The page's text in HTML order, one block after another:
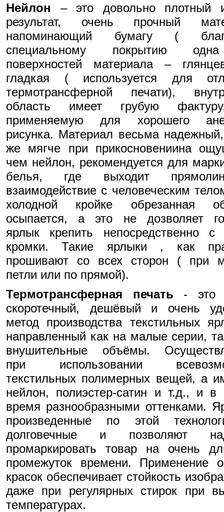
Нейлон – это довольно плотный
результат, очень прочный
напоминающий бумагу (
специальному покрытию
поверхностей материала –
гладкая ( используется для
термотрансферной печати),
область имеет грубую
применяемую для хорошего
рисунка. Материал весьма
же мягче при прикосновениина
чем нейлон, рекомендуется для
белья, где выходит
взаимодействие с человеческим
холодной кройке обрезанная
осыпается, а это не дозволяет
ярлык крепить непосредственно с
кромки. Такие ярлыки , как
прошивают со всех сторон ( при
петли или по прямой).
Термотрансферная печать - это
скоротечный, дешёвый и очень
метод производства текстильных
направленный как на малые серии,
внушительные объёмы.
при использовании
текстильных полимерных вещей, а
нейлон, полиэстер-сатин и т.д., и
время разнообразными оттенками.
произведенные по этой
долговечные и позволяют
промаркировать товар на очень
промежуток времени. Применение
красок обеспечивает стойкость
даже при регулярных стирок при
температурах.